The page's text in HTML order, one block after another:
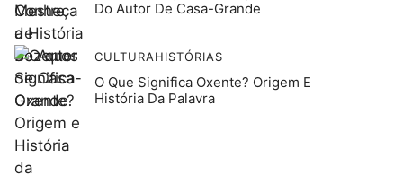
Do Autor De Casa-Grande
CULTURAHISTÓRIAS
O Que Significa Oxente? Origem E
História Da Palavra